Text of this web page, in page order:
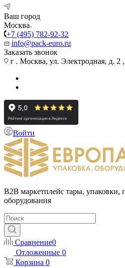
Ваш город
Москва
+7 (495) 782-92-32
info@pack-euro.ru
Заказать звонок
г . Москва, ул. Электродная, д. 2
Войти
B2B маркетплейс тары, упаковки,
оборудования
Сравнение0
Отложенные 0
Корзина 0